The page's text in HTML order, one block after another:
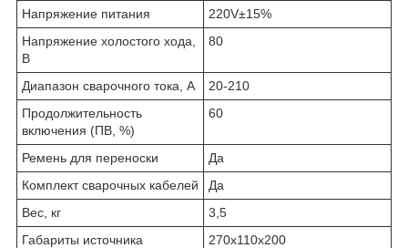
Напряжение питания
220V±15%
Напряжение холостого хода,
В
80
Диапазон сварочного тока, А
20-210
Продолжительность
включения (ПВ, %)
60
Ремень для переноски
Да
Комплект сварочных кабелей
Да
Вес, кг
3,5
Габариты источника
270х110х200